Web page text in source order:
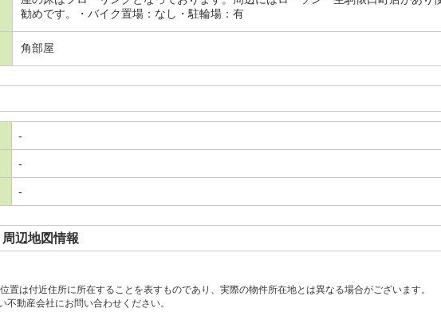
勧めです。・バイク置場：なし・駐輪場：有
角部屋
-
-
-
辺地図情報
置は付近住所に所在することを表すものであり、実際の物件所在地とは異なる場合がございます。
動産会社にお問い合わせください。